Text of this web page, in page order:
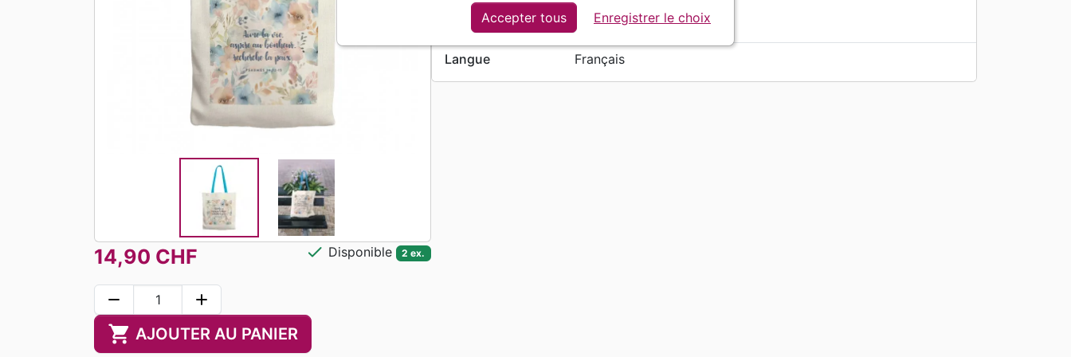
Poids
En stock
2 ex.
Langue Français
14,90 CHF check Disponible 2 ex.
remove add
shopping_cart AJOUTER AU PANIER
Accepter tous Enregistrer le choix